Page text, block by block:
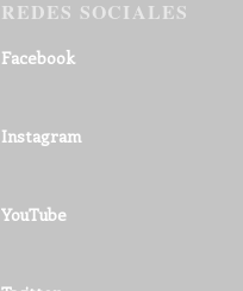
REDES SOCIALES
Facebook
Instagram
YouTube